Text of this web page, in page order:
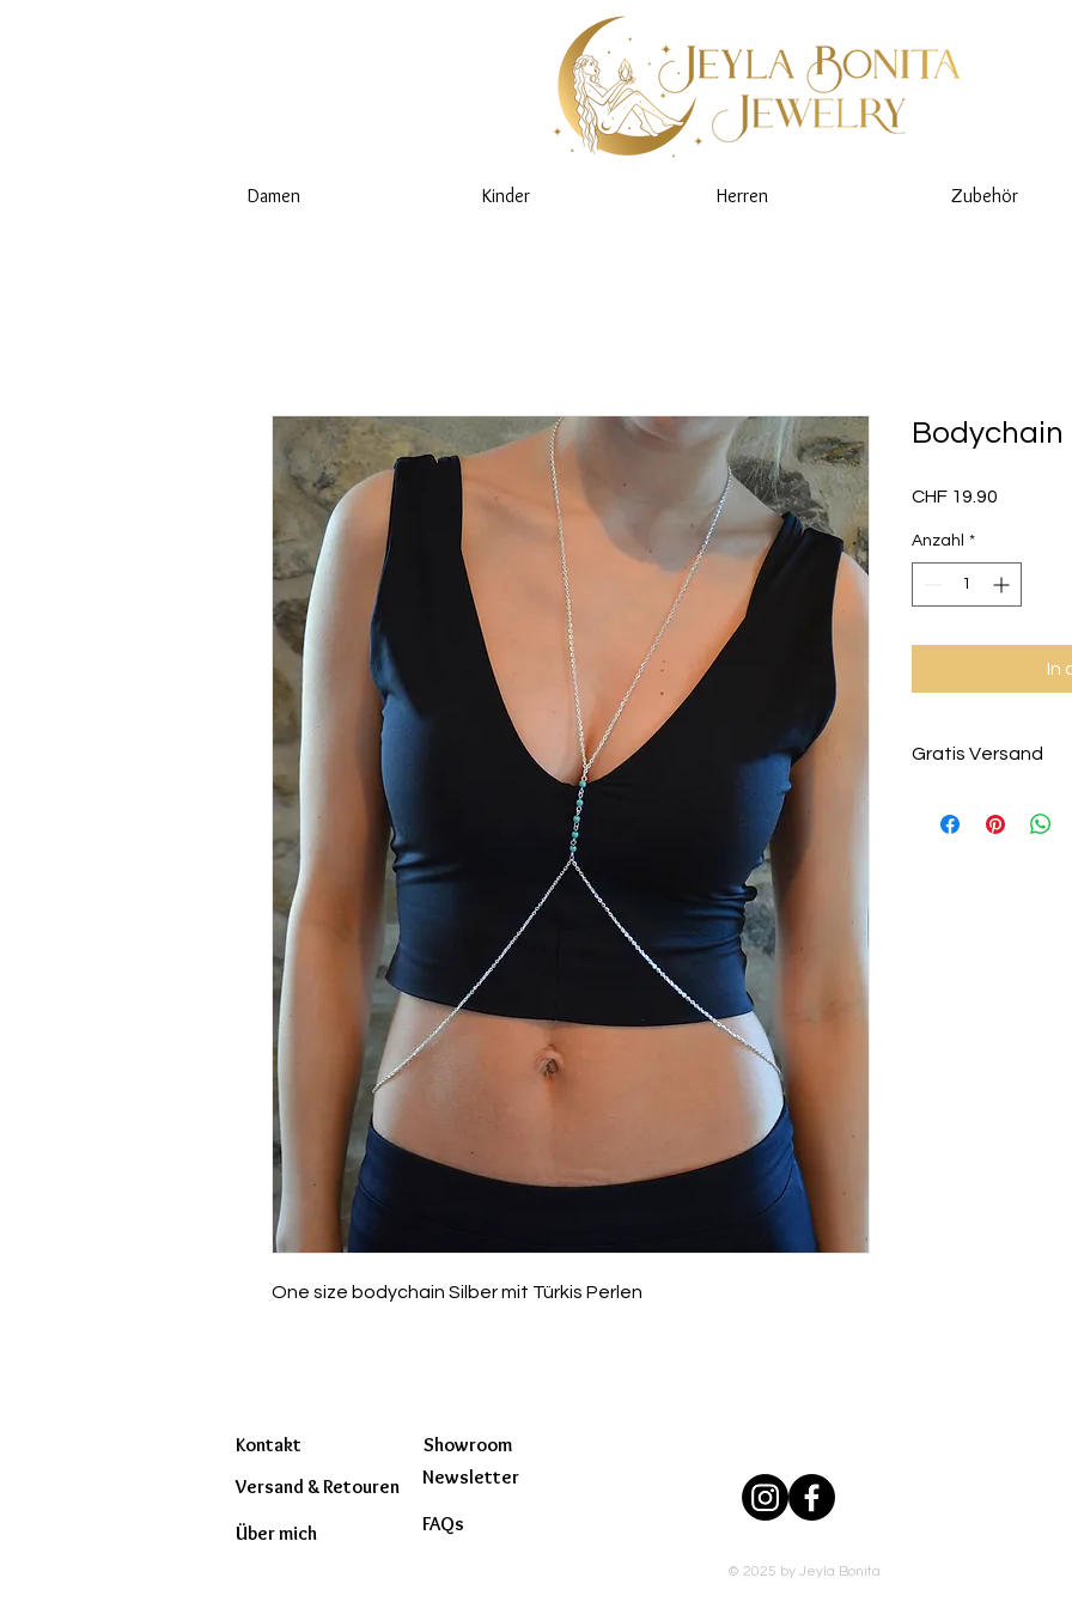
Damen Kinder Herren Zubehör
One size bodychain Silber mit Türkis Perlen
Bodychain
CHF 19.90
Anzahl *
In
Gratis Versand
kostenlos innerhalb
Kontakt
Versand & Retouren
Über mich
Showroom
Newsletter
FAQs
© 2025 by Jeyla Bonita